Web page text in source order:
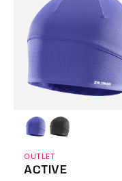
OUTLET
ACTIVE